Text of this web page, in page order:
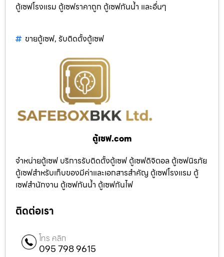
ตู้เซฟโรงแรม ตู้เซฟราคาถูก ตู้เซฟกันน้ำ และอื่นๆ
ขายตู้เซฟ, รับติดตั้งตู้เซฟ
ตู้เซฟ.com
จำหน่ายตู้เซฟ บริการรับติดตั้งตู้เซฟ ตู้เซฟดิจิตอล ตู้เซฟนิรภัย
ตู้เซฟสำหรับเก็บของมีค่าและเอกสารสำคัญ ตู้เซฟโรงแรม ตู้
เซฟสำนักงาน ตู้เซฟกันน้ำ ตู้เซฟกันไฟ
ติดต่อเรา
โทร คลิก
095 798 9615